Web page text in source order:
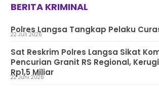
BERITA KRIMINAL
Polres Langsa Tangkap Pelaku
22 Juli 2026
Sat Reskrim Polres Langsa Sikat
Pencurian Granit RS Regional,
Rp1,5 Miliar
22 Juni 2026